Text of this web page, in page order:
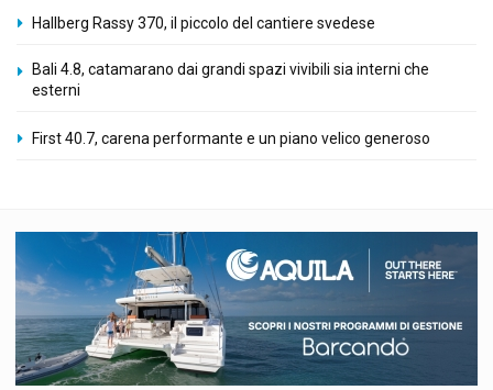
Hallberg Rassy 370, il piccolo del cantiere svedese
Bali 4.8, catamarano dai grandi spazi vivibili sia interni che
esterni
First 40.7, carena performante e un piano velico generoso